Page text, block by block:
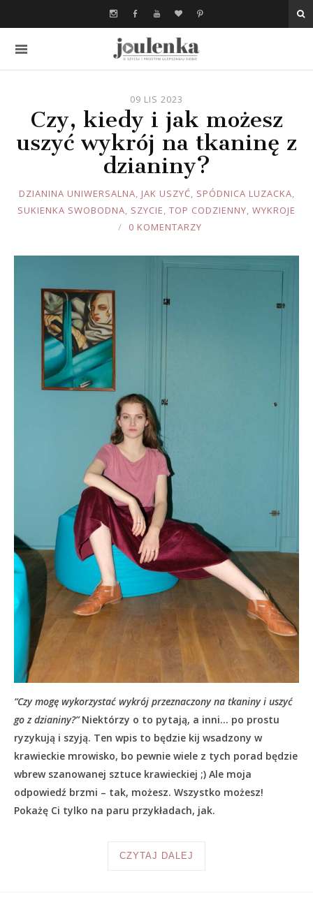
09 LIS 2023
Czy, kiedy i jak możesz
uszyć wykrój na tkaninę z
dzianiny?
JOULE
DZIANINA UNIWERSALNA, JAK USZYĆ, SPÓDNICA LUZACKA,
SUKIENKA SWOBODNA, SZYCIE, TOP CODZIENNY, WYKROJE
0 KOMENTARZY
“Czy mogę wykorzystać wykrój przeznaczony na tkaniny i uszyć
go z dzianiny?”Niektórzy o to pytają, a inni… po prostu
ryzykują i szyją. Ten wpis to będzie kij wsadzony w
krawieckie mrowisko, bo pewnie wiele z tych porad będzie
wbrew szanowanej sztuce krawieckiej ;) Ale moja
odpowiedź brzmi – tak, możesz. Wszystko możesz!
Pokażę Ci tylko na paru przykładach, jak.
CZYTAJ DALEJ